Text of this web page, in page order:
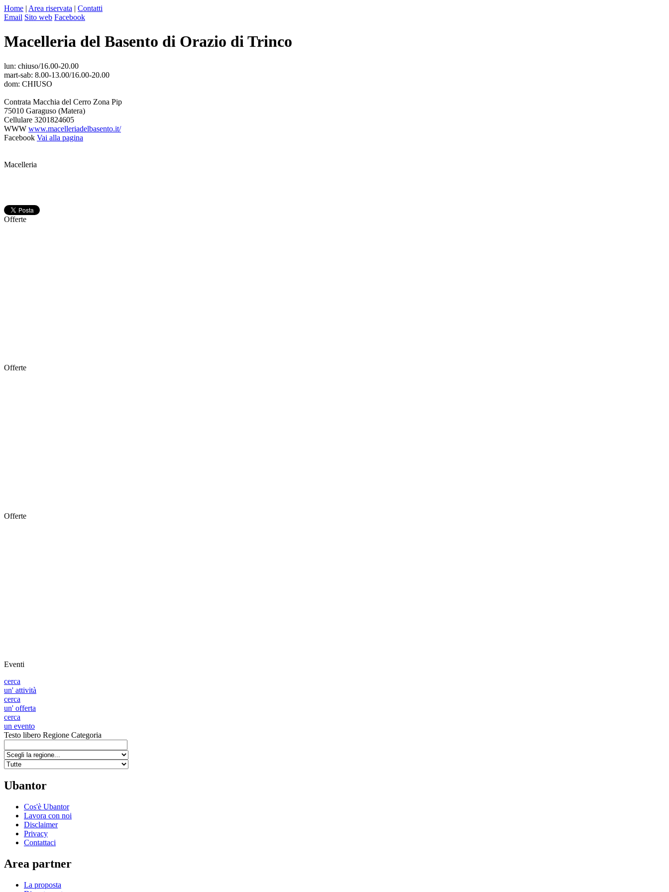
Home | Area riservata | Contatti
Email Sito web Facebook
Macelleria del Basento di Orazio di Trinco
lun: chiuso/16.00-20.00
mart-sab: 8.00-13.00/16.00-20.00
dom: CHIUSO
Contrata Macchia del Cerro Zona Pip
75010 Garaguso (Matera)
Cellulare 3201824605
WWW www.macelleriadelbasento.it/
Facebook Vai alla pagina
Macelleria
Offerte
Offerte
Offerte
Eventi
cerca
un' attività
cerca
un' offerta
cerca
un evento
Testo libero Regione Categoria
Ubantor
Cos'è Ubantor
Lavora con noi
Disclaimer
Privacy
Contattaci
Area partner
La proposta